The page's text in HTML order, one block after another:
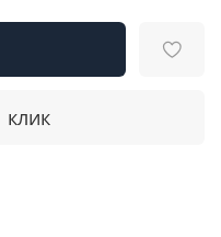
клик